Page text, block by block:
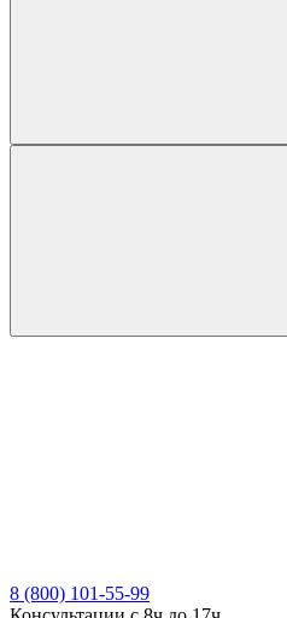
8 (800) 101-55-99